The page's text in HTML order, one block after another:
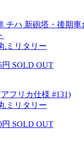
チハ 新砲塔・後期
ミリタリー
円 SOLD OUT
フリカ仕様 #131)
ミリタリー
円 SOLD OUT